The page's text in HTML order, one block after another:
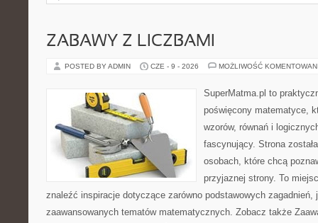
ZABAWY Z LICZBAMI
POSTED BY ADMIN CZE - 9 - 2026 MOŻLIWOŚĆ
SuperMatma.pl to
poświęcony matematyce,
wzorów, równań i
fascynujący. Strona
osobach, które chcą
przyjaznej strony. To
znaleźć inspiracje dotyczące zarówno podstawowych zagadnień,
zaawansowanych tematów matematycznych. Zobacz także